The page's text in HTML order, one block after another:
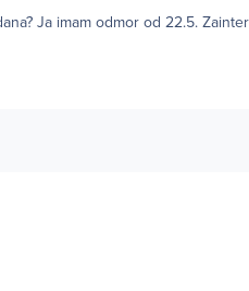
Ja imam odmor od 22.5.